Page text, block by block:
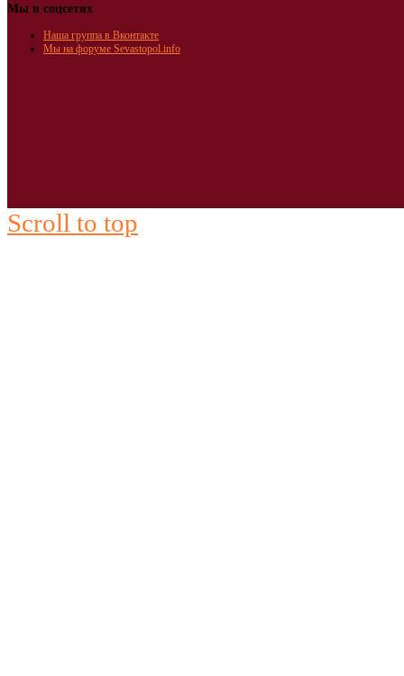
Мы в соцсетях
Наша группа в Вконтакте
Мы на форуме Sevastopol.info
Scroll to top